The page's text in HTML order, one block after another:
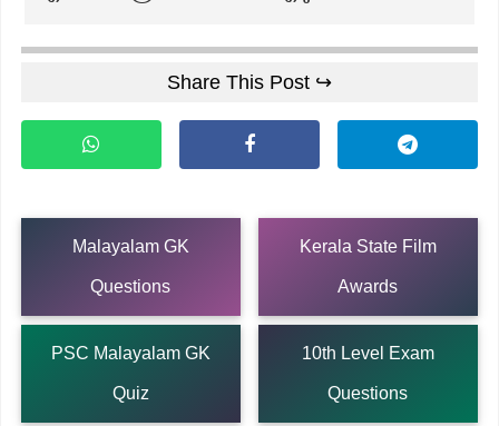
Share This Post ↪
Malayalam GK
Questions
Kerala State Film
Awards
PSC Malayalam GK
Quiz
10th Level Exam
Questions